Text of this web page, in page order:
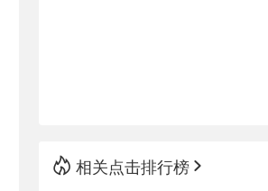
相关点击排行榜